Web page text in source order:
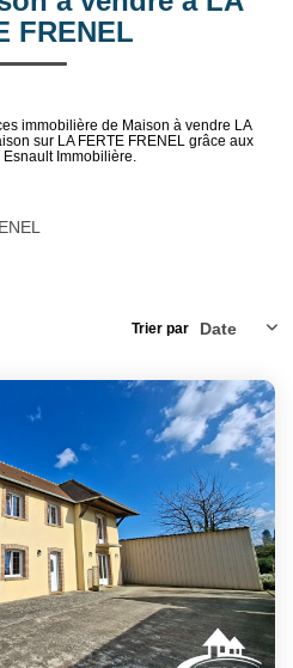
AGENCE
FRENEL
immobilière de Maison à vendre LA
sur LA FERTE FRENEL grâce aux
Immobilière.
Trier par